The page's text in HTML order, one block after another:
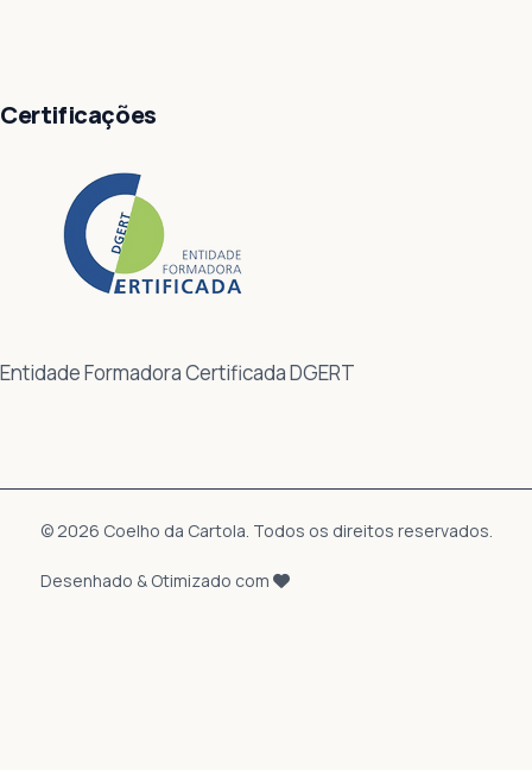
Certificações
Entidade Formadora Certificada DGERT
© 2026 Coelho da Cartola. Todos os direitos reservados.
Desenhado & Otimizado com